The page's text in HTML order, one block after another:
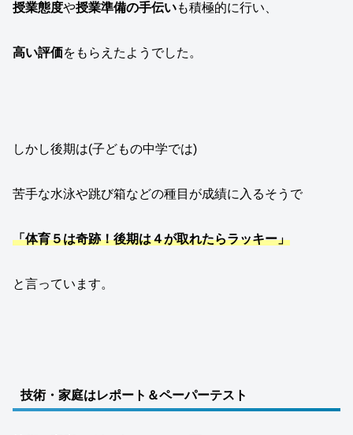
授業態度や授業準備の手伝いも積極的に行い、
高い評価をもらえたようでした。
しかし後期は(子どもの中学では)
苦手な水泳や跳び箱などの種目が成績に入るそうで
「体育５は奇跡！後期は４が取れたらラッキー」
と言っています。
技術・家庭はレポート＆ペーパーテスト